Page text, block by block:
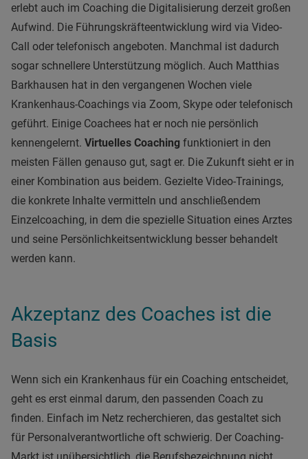
erlebt auch im Coaching die Digitalisierung derzeit großen
Aufwind. Die Führungskräfteentwicklung wird via Video-
Call oder telefonisch angeboten. Manchmal ist dadurch
sogar schnellere Unterstützung möglich. Auch Matthias
Barkhausen hat in den vergangenen Wochen viele
Krankenhaus-Coachings via Zoom, Skype oder telefonisch
geführt. Einige Coachees hat er noch nie persönlich
kennengelernt. Virtuelles Coaching funktioniert in den
meisten Fällen genauso gut, sagt er. Die Zukunft sieht er in
einer Kombination aus beidem. Gezielte Video-Trainings,
die konkrete Inhalte vermitteln und anschließendem
Einzelcoaching, in dem die spezielle Situation eines Arztes
und seine Persönlichkeitsentwicklung besser behandelt
werden kann.
Akzeptanz des Coaches ist die
Basis
Wenn sich ein Krankenhaus für ein Coaching entscheidet,
geht es erst einmal darum, den passenden Coach zu
finden. Einfach im Netz recherchieren, das gestaltet sich
für Personalverantwortliche oft schwierig. Der Coaching-